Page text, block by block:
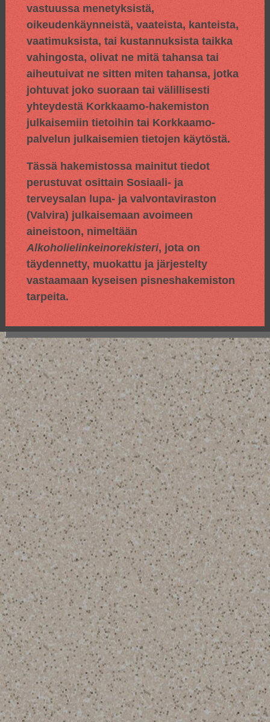
vastuussa menetyksistä,
oikeudenkäynneistä, vaateista, kanteista,
vaatimuksista, tai kustannuksista taikka
vahingosta, olivat ne mitä tahansa tai
aiheutuivat ne sitten miten tahansa, jotka
johtuvat joko suoraan tai välillisesti
yhteydestä Korkkaamo-hakemiston
julkaisemiin tietoihin tai Korkkaamo-
palvelun julkaisemien tietojen käytöstä.
Tässä hakemistossa mainitut tiedot
perustuvat osittain Sosiaali- ja
terveysalan lupa- ja valvontaviraston
(Valvira) julkaisemaan avoimeen
aineistoon, nimeltään
Alkoholielinkeinorekisteri, jota on
täydennetty, muokattu ja järjestelty
vastaamaan kyseisen pisneshakemiston
tarpeita.